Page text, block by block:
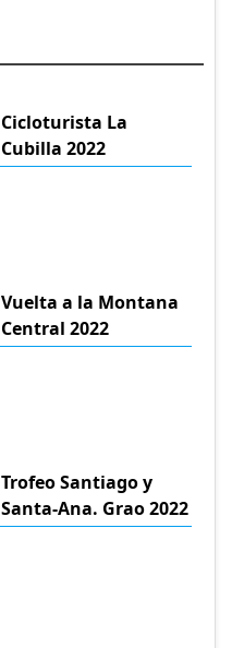
Cicloturista La
Cubilla 2022
Vuelta a la Montana
Central 2022
Trofeo Santiago y
Santa-Ana. Grao 2022